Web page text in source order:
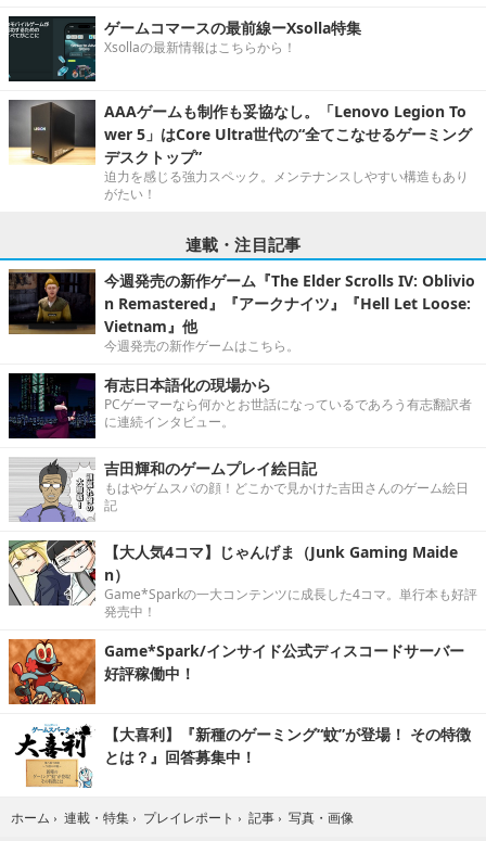
ゲームコマースの最前線ーXsolla特集
Xsollaの最新情報はこちらから！
AAAゲームも制作も妥協なし。「Lenovo Legion To
wer 5」はCore Ultra世代の“全てこなせるゲーミング
デスクトップ”
迫力を感じる強力スペック。メンテナンスしやすい構造もあり
がたい！
連載・注目記事
今週発売の新作ゲーム『The Elder Scrolls IV: Oblivio
n Remastered』『アークナイツ』『Hell Let Loose:
Vietnam』他
今週発売の新作ゲームはこちら。
有志日本語化の現場から
PCゲーマーなら何かとお世話になっているであろう有志翻訳者
に連続インタビュー。
吉田輝和のゲームプレイ絵日記
もはやゲムスパの顔！どこかで見かけた吉田さんのゲーム絵日
記
【大人気4コマ】じゃんげま（Junk Gaming Maide
n）
Game*Sparkの一大コンテンツに成長した4コマ。単行本も好評
発売中！
Game*Spark/インサイド公式ディスコードサーバー
好評稼働中！
【大喜利】『新種のゲーミング“蚊”が登場！ その特徴
とは？』回答募集中！
ホーム › 連載・特集 › プレイレポート › 記事 › 写真・画像